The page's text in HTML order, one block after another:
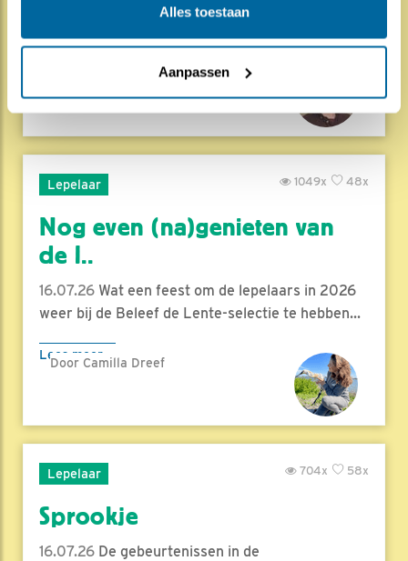
Alles toestaan
Aanpassen
Door Louis van Oort
Lepelaar 48x
1049x
Nog even (na)genieten van
de l..
16.07.26 Wat een feest om de lepelaars in 2026
weer bij de Beleef de Lente-selectie te hebben...
Lees meer
Door Camilla Dreef
Lepelaar 58x
704x
Sprookje
16.07.26 De gebeurtenissen in de